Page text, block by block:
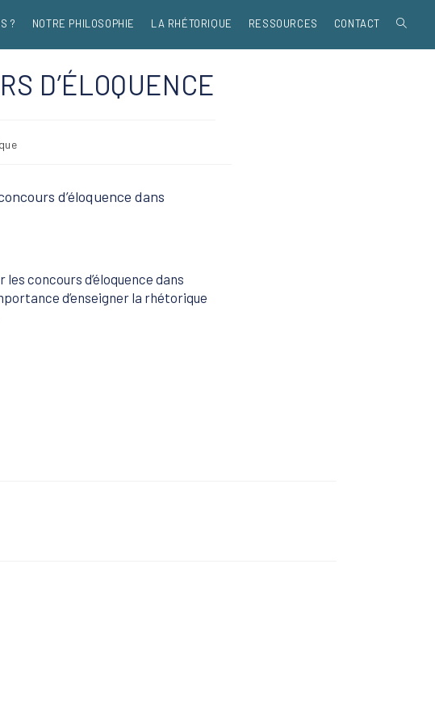
? NOTRE PHILOSOPHIE LA RHÉTORIQUE RESSOURCES CONTACT
D’ÉLOQUENCE
d’éloquence dans
concours d’éloquence dans
d’enseigner la rhétorique